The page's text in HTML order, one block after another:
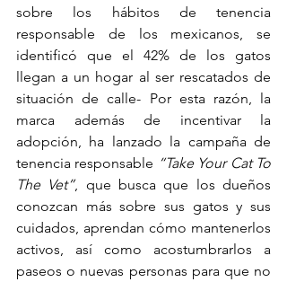
sobre los hábitos de tenencia
responsable de los mexicanos, se
identificó que el 42% de los gatos
llegan a un hogar al ser rescatados de
situación de calle- Por esta razón, la
marca además de incentivar la
adopción, ha lanzado la campaña de
tenencia responsable “Take Your Cat To
The Vet”, que busca que los dueños
conozcan más sobre sus gatos y sus
cuidados, aprendan cómo mantenerlos
activos, así como acostumbrarlos a
paseos o nuevas personas para que no